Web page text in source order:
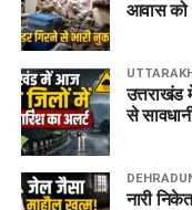
आवास को
उत्तराखंड
से
नारी